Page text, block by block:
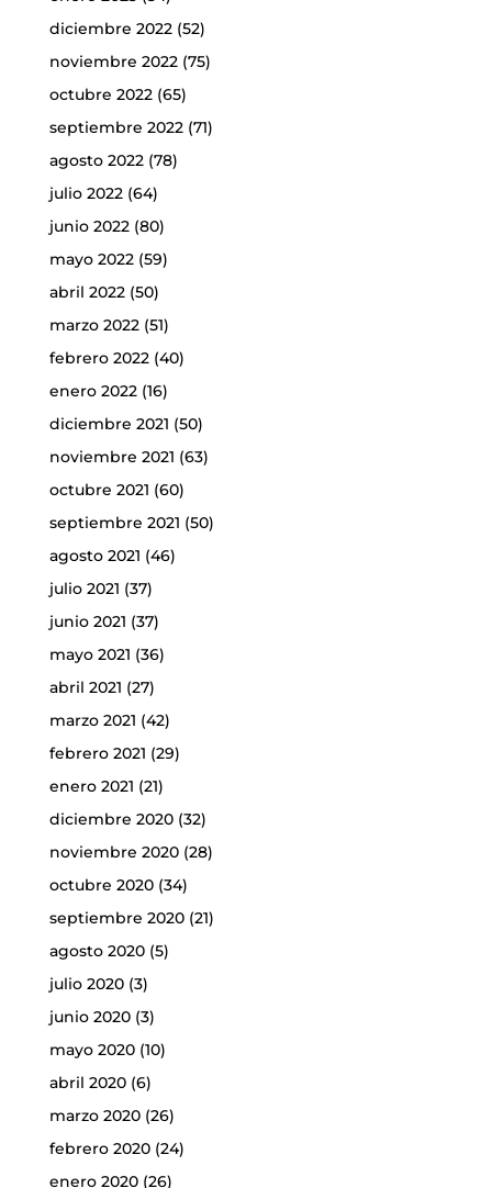
diciembre 2022(52)
noviembre 2022(75)
octubre 2022(65)
septiembre 2022(71)
agosto 2022(78)
julio 2022(64)
junio 2022(80)
mayo 2022(59)
abril 2022(50)
marzo 2022(51)
febrero 2022(40)
enero 2022(16)
diciembre 2021 (50)
noviembre 2021 (63)
octubre 2021 (60)
septiembre 2021 (50)
agosto 2021 (46)
julio 2021 (37)
junio 2021 (37)
mayo 2021 (36)
abril 2021 (27)
marzo 2021 (42)
febrero 2021 (29)
enero 2021 (21)
diciembre 2020(32)
noviembre 2020(28)
octubre 2020(34)
septiembre 2020(21)
agosto 2020(5)
julio 2020(3)
junio 2020(3)
mayo 2020(10)
abril 2020(6)
marzo 2020(26)
febrero 2020(24)
enero 2020(26)